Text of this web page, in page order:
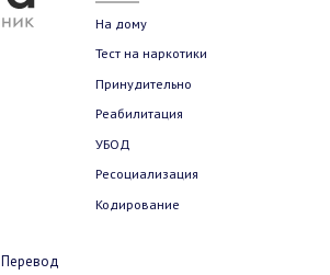
Перевод
На дому
Тест на наркотики
Принудительно
Реабилитация
УБОД
Ресоциализация
Кодирование